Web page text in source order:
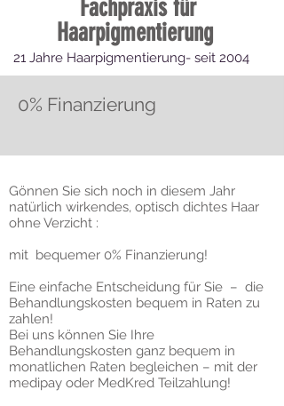
Fachpraxisfür
Haarpigmentierung
21 Jahre Haarpigmentierung- seit 2004
0% Finanzierung
Gönnen Sie sich noch in diesem Jahr
natürlich wirkendes, optisch dichtes Haar
ohne Verzicht :
mit bequemer 0% Finanzierung!
Eine einfache Entscheidung für Sie – die
Behandlungskosten bequem in Raten zu
zahlen!
Bei uns können Sie Ihre
Behandlungskosten ganz bequem in
monatlichen Raten begleichen – mit der
medipay oder MedKred Teilzahlung!